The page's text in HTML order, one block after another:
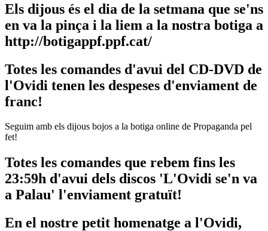
Els dijous és el dia de la setmana que se'ns
en va la pinça i la liem a la nostra botiga a
http://botigappf.ppf.cat/
Totes les comandes d'avui del CD-DVD de
l'Ovidi tenen les despeses d'enviament de
franc!
Seguim amb els dijous bojos a la botiga online de Propaganda pel
fet!
Totes les comandes que rebem fins les
23:59h d'avui dels discos 'L'Ovidi se'n va
a Palau' l'enviament gratuït!
En el nostre petit homenatge a l'Ovidi,